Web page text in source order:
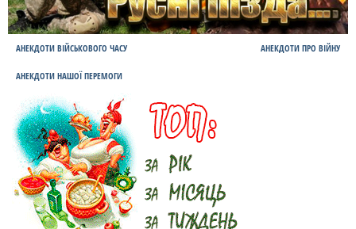
АНЕКДОТИ ВІЙСЬКОВОГО ЧАСУ АНЕКДОТИ ПРО ВІЙНУ
АНЕКДОТИ НАШОЇ ПЕРЕМОГИ